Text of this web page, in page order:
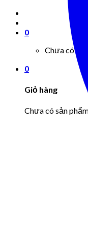
0
Chưa có
0
Giỏ hàng
Chưa có sản